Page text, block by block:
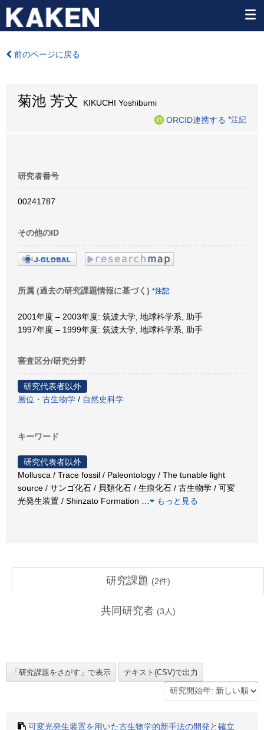
前のページに戻る
菊池 芳文 KIKUCHI Yoshibumi
ORCID連携する *注記
研究者番号
00241787
その他のID
所属 (過去の研究課題情報に基づく) *注記
2001年度 – 2003年度: 筑波大学, 地球科学系, 助手
1997年度 – 1999年度: 筑波大学, 地球科学系, 助手
審査区分/研究分野
研究代表者以外
層位・古生物学 / 自然史科学
キーワード
研究代表者以外
Mollusca / Trace fossil / Paleontology / The tunable light
source / サンゴ化石 / 貝類化石 / 生痕化石 / 古生物学 / 可変
光発生装置 / Shinzato Formation
もっと見る
研究課題 (2件)
共同研究者 (3 人)
可変光発生装置を用いた古生物学的新手法の開発と確立